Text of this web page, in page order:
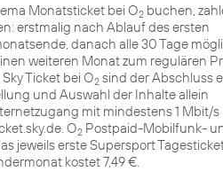
Monatsticket bei O2 buchen,
erstmalig nach Ablauf des ersten
danach alle 30 Tage
weiteren Monat zum regulären
Ticket bei O2 sind der Abschluss
und Auswahl der Inhalte allein
mit mindestens 1 Mbit/s
O2 Postpaid-Mobilfunk-
jeweils erste Supersport
kostet 7,49 €.